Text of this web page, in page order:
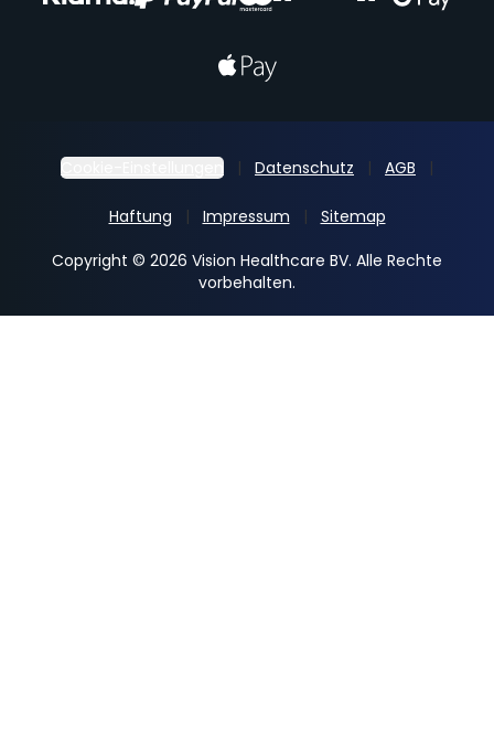
Cookie-Einstellungen Datenschutz AGB
Haftung Impressum
Sitemap
Copyright © 2026 Vision Healthcare BV. Alle Rechte
vorbehalten.